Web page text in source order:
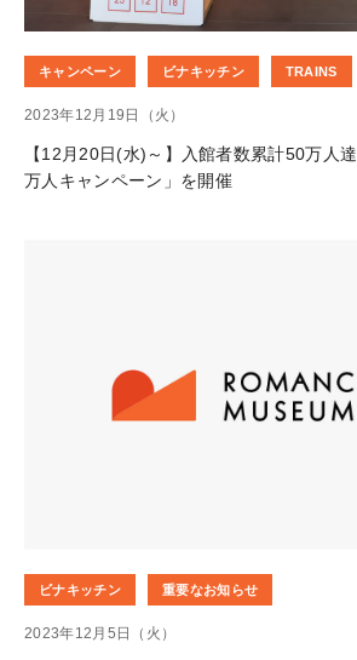
キャンペーン ビナキッチン TRAINS
2023年12月19日（火）
【12月20日(水)～】入館者数累計50万人
万人キャンペーン」を開催
ビナキッチン 重要なお知らせ
2023年12月5日（火）